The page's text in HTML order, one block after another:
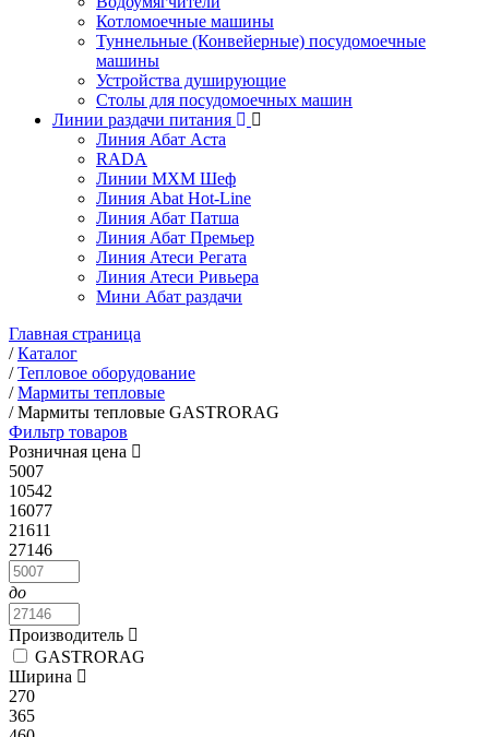
Котломоечные машины
Туннельные (Конвейерные) посудомоечные
машины
Устройства душирующие
Столы для посудомоечных машин
Линии раздачи питания
Линия Абат Аста
RADA
Линии МХМ Шеф
Линия Abat Hot-Line
Линия Абат Патша
Линия Абат Премьер
Линия Атеси Регата
Линия Атеси Ривьера
Мини Абат раздачи
Главная страница
/Каталог
/Тепловое оборудование
/Мармиты тепловые
/Мармиты тепловые GASTRORAG
Фильтр товаров
Розничная цена
5007
10542
16077
21611
27146
до
Производитель
GASTRORAG
Ширина
270
365